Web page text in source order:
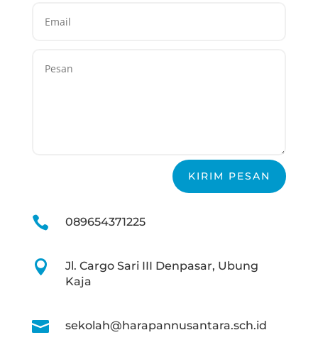
KIRIM PESAN
 089654371225

Jl. Cargo Sari III Denpasar, Ubung
Kaja
 sekolah@harapannusantara.sch.id